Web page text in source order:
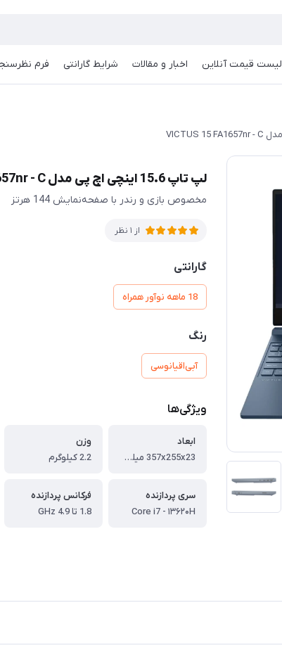
لیست قیمت آنلاین اخبار و مقالات شرایط گارانتی فرم
لپ تاپ 15.6 اینچی اچ پی مدل VICTUS 15 FA1657nr - C
مخصوص بازی و رندر با صفحه‌‌نمایش 144 هرتز
از 1 نظر
گارانتی
18 ماهه نوآور همراه
رنگ
آبی‌اقیانوسی
ویژگی‌ها
ابعاد
357x255x23 میلی‌متر
وزن
2.2 کیلوگرم
سری پردازنده
Core i7 - ۱۳۶۲۰H
فرکانس پردازنده
1.8 تا 4.9 GHz